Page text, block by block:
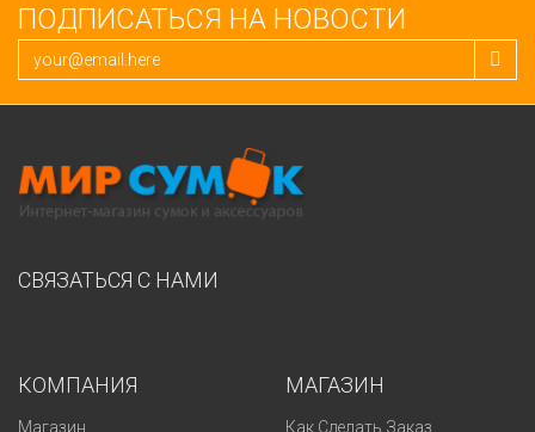
ПОДПИСАТЬСЯ НА НОВОСТИ
СВЯЗАТЬСЯ С НАМИ
КОМПАНИЯ
Магазин
МАГАЗИН
Как Сделать Заказ